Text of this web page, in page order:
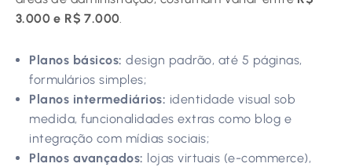
3.000 e R$ 7.000.
Planos básicos: design padrão, até 5 páginas,
formulários simples;
Planos intermediários: identidade visual sob
medida, funcionalidades extras como blog e
integração com mídias sociais;
Planos avançados: lojas virtuais (e-commerce),